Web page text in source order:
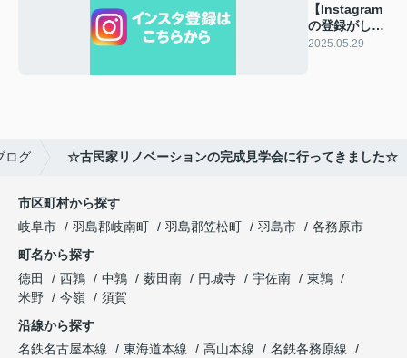
【Instagram
の登録がしや
すくなりまし
2025.05.29
ログ ☆古民家リノベーションの完成見学会に行ってきました☆
市区町村から探す
岐阜市
羽島郡岐南町 羽島郡笠松町 羽島市
各務原市
町名から探す
徳田
西鶉 中鶉 薮田南 円城寺 宇佐南
東鶉
米野
今嶺
須賀
沿線から探す
名鉄名古屋本線
東海道本線 高山本線
名鉄各務原線